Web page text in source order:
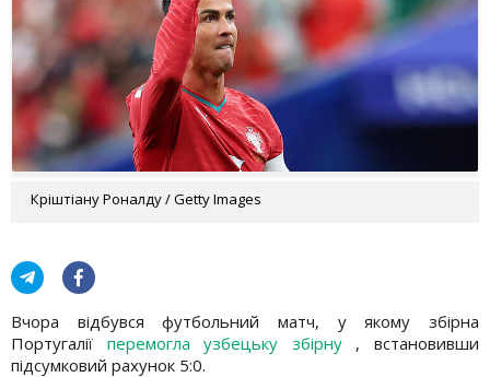
Кріштіану Роналду / Getty Images
Вчора відбувся футбольний матч, у якому збірна
Португалії перемогла узбецьку збірну , встановивши
підсумковий рахунок 5:0.